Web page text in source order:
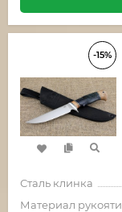
-15%
Сталь клинка
Материал рукояти